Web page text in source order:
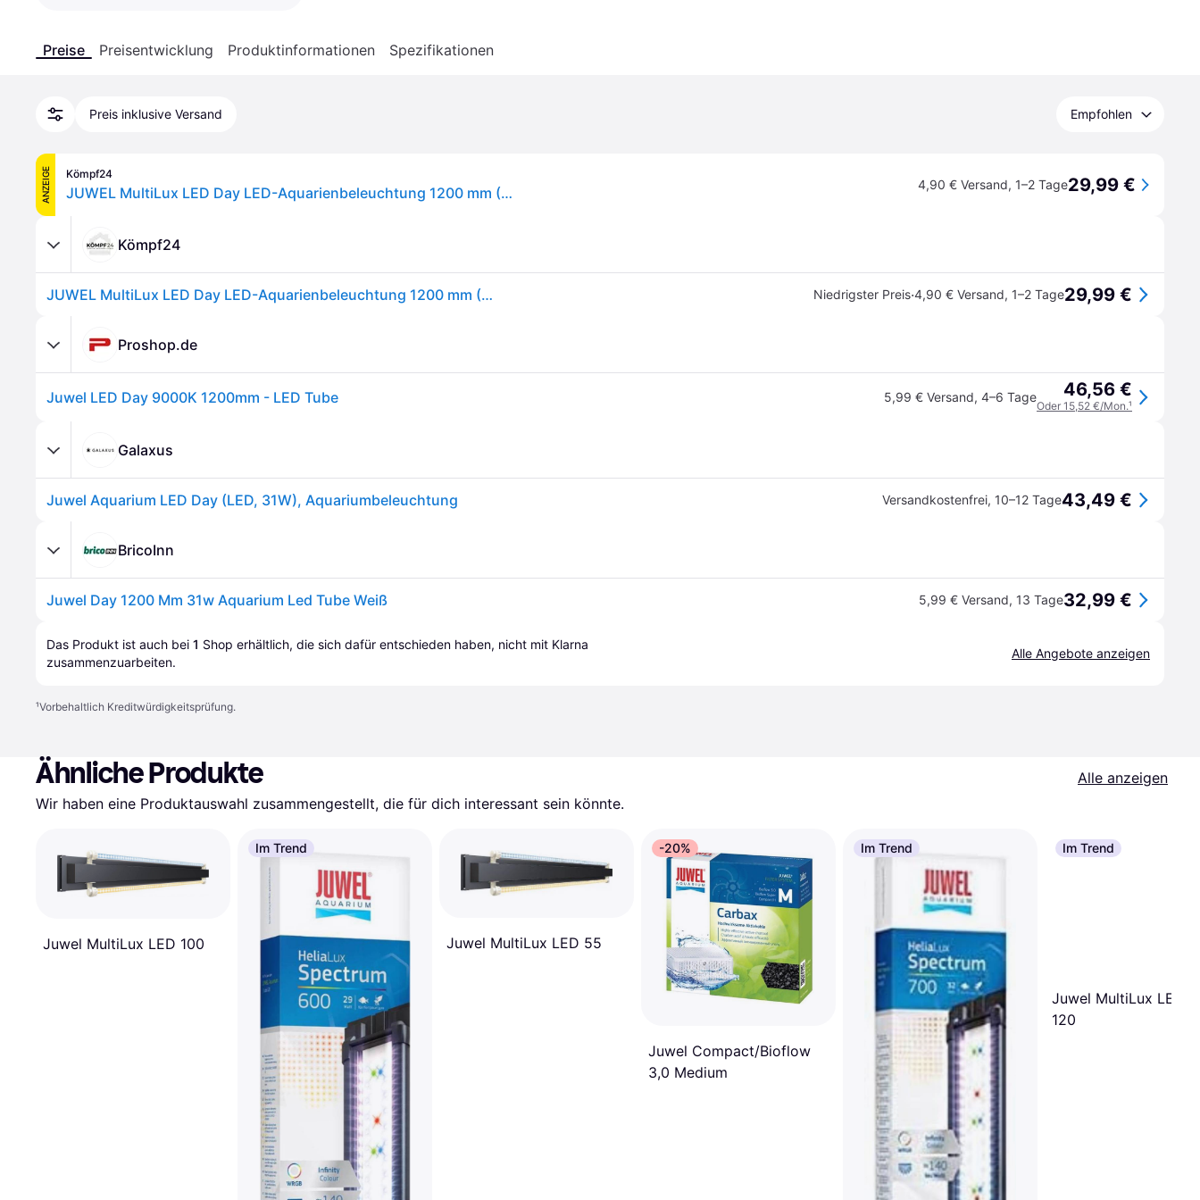
Preise Preisentwicklung Produktinformationen Spezifikationen
Preis inklusive Versand Empfohlen
ANZEIGE Kömpf24
JUWEL MultiLux LED Day LED-Aquarienbeleuchtung 1200 mm (31 Watt) 4,90 € Versand, 1–2 Tage29,99 €
Kömpf24
JUWEL MultiLux LED Day LED-Aquarienbeleuchtung 1200 mm (31 Watt) Niedrigster Preis·4,90 € Versand, 1–2 Tage29,99 €
Proshop.de
Juwel LED Day 9000K 1200mm - LED Tube 5,99 € Versand, 4–6 Tage 46,56 €
Oder 15,52 €/Mon.¹
Galaxus
Juwel Aquarium LED Day (LED, 31W), Aquariumbeleuchtung Versandkostenfrei, 10–12 Tage43,49 €
BricoInn
Juwel Day 1200 Mm 31w Aquarium Led Tube Weiß 5,99 € Versand, 13 Tage32,99 €
Das Produkt ist auch bei 1 Shop erhältlich, die sich dafür entschieden haben, nicht mit Klarna
zusammenzuarbeiten.
Alle Angebote anzeigen
¹Vorbehaltlich Kreditwürdigkeitsprüfung.
Ähnliche Produkte
Alle anzeigen
Wir haben eine Produktauswahl zusammengestellt, die für dich interessant sein könnte.
Juwel MultiLux LED 100
Im Trend
Juwel MultiLux LED 55
-20%
Juwel Compact/Bioflow
3,0 Medium
Im Trend Im Trend
Juwel MultiLux LED
120